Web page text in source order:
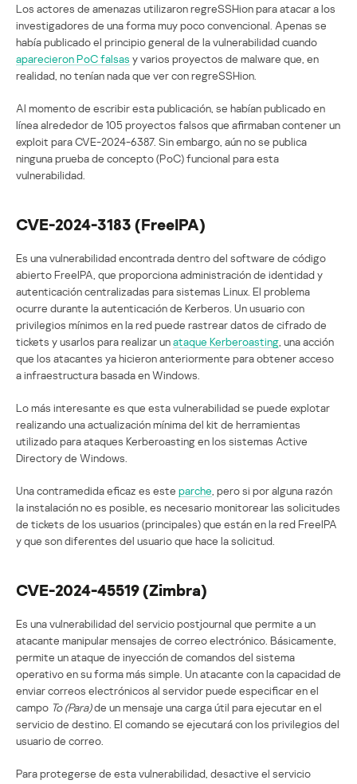
Los actores de amenazas utilizaron regreSSHion para atacar a los
investigadores de una forma muy poco convencional. Apenas se
había publicado el principio general de la vulnerabilidad cuando
aparecieron PoC falsas y varios proyectos de malware que, en
realidad, no tenían nada que ver con regreSSHion.
Al momento de escribir esta publicación, se habían publicado en
línea alrededor de 105 proyectos falsos que afirmaban contener un
exploit para CVE-2024-6387. Sin embargo, aún no se publica
ninguna prueba de concepto (PoC) funcional para esta
vulnerabilidad.
CVE-2024-3183 (FreeIPA)
Es una vulnerabilidad encontrada dentro del software de código
abierto FreeIPA, que proporciona administración de identidad y
autenticación centralizadas para sistemas Linux. El problema
ocurre durante la autenticación de Kerberos. Un usuario con
privilegios mínimos en la red puede rastrear datos de cifrado de
tickets y usarlos para realizar unataque Kerberoasting , una acción
que los atacantes ya hicieron anteriormente para obtener acceso
a infraestructura basada en Windows.
Lo más interesante es que esta vulnerabilidad se puede explotar
realizando una actualización mínima del kit de herramientas
utilizado para ataques Kerberoasting en los sistemas Active
Directory de Windows.
Una contramedida eficaz es este parche , pero si por alguna razón
la instalación no es posible, es necesario monitorear las solicitudes
de tickets de los usuarios (principales) que están en la red FreeIPA
y que son diferentes del usuario que hace la solicitud.
CVE-2024-45519 (Zimbra)
Es una vulnerabilidad del servicio postjournal que permite a un
atacante manipular mensajes de correo electrónico. Básicamente,
permite un ataque de inyección de comandos del sistema
operativo en su forma más simple. Un atacante con la capacidad de
enviar correos electrónicos al servidor puede especificar en el
campo To (Para)de un mensaje una carga útil para ejecutar en el
servicio de destino. El comando se ejecutará con los privilegios del
usuario de correo.
Para protegerse de esta vulnerabilidad, desactive el servicio